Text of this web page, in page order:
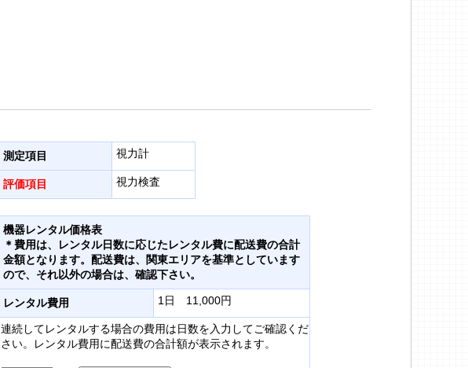
測定項目 視力計
評価項目 視力検査
機器レンタル価格表
＊費用は、レンタル日数に応じたレンタル費に配送費の合計
金額となります。配送費は、関東エリアを基準としています
ので、それ以外の場合は、確認下さい。
レンタル費用 1日 11,000円
連続してレンタルする場合の費用は日数を入力してご確認くだ
さい。レンタル費用に配送費の合計額が表示されます。